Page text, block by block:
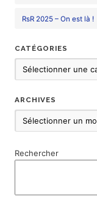
RsR 2025 – On est là !
CATÉGORIES
Catégories
ARCHIVES
Archives
Rechercher